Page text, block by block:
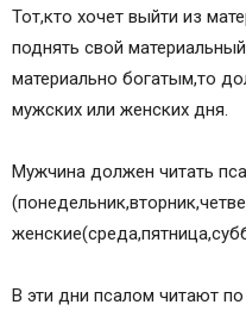
Тот,кто хочет выйти из
поднять свой
материально богатым,то
мужских или женских дня.
Мужчина должен читать
В эти дни псалом читают